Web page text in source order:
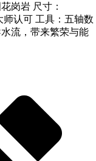
岗岩 尺寸：
师认可 工具：五轴数
流，带来繁荣与能